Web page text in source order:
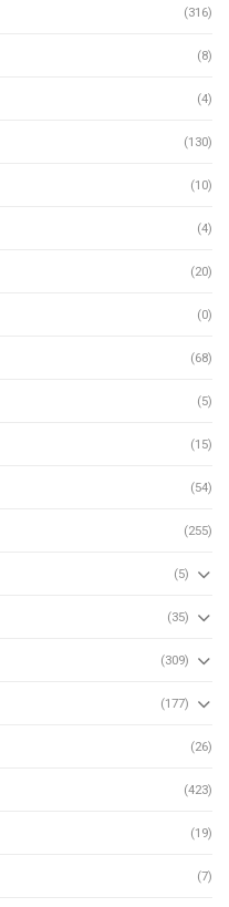
(316)
(8)
(4)
(130)
(10)
(4)
(20)
(0)
(68)
(5)
(15)
(54)
(255)
(5)
(35)
(309)
(177)
(26)
(423)
(19)
(7)